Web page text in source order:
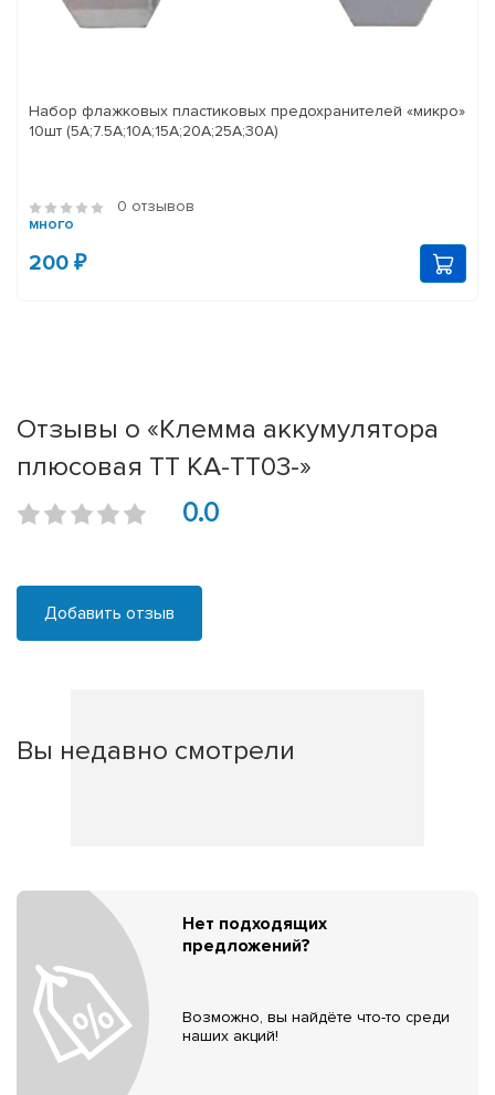
Набор флажковых пластиковых предохранителей «микро»
10шт (5А;7.5А;10А;15А;20А;25А;30А)
0 отзывов
много
200 ₽
Отзывы о «Клемма аккумулятора
плюсовая ТТ КА-ТТ03-»
0.0
Добавить отзыв
Вы недавно смотрели
Нет подходящих
предложений?
Возможно, вы найдёте что-то среди
наших акций!